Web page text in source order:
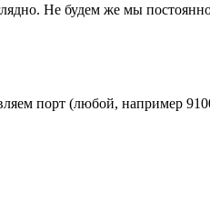
Не будем же мы
порт (любой, например